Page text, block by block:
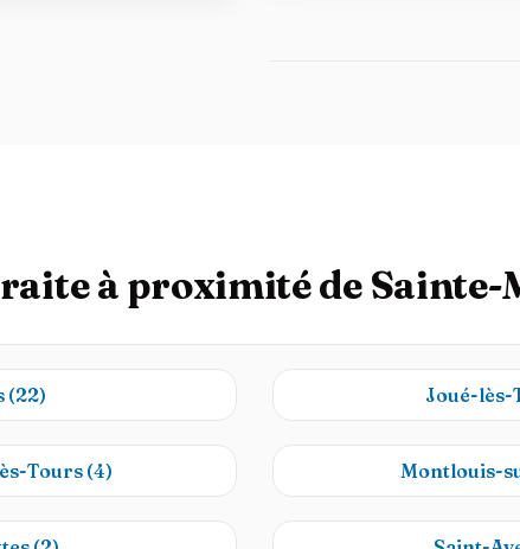
à proximité de
(22) Joué-lès-
Tours(4) Montlouis-